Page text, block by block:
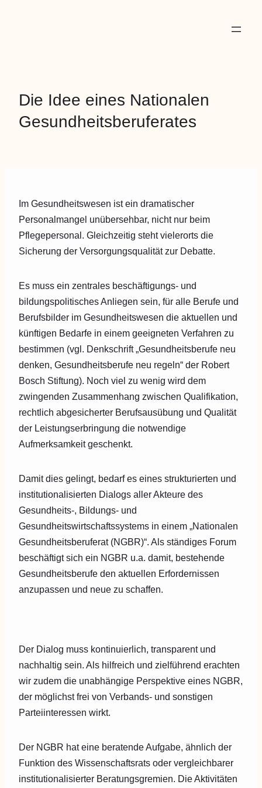
Die Idee eines Nationalen
Gesundheitsberuferates
Im Gesundheitswesen ist ein dramatischer
Personalmangel unübersehbar, nicht nur beim
Pflegepersonal. Gleichzeitig steht vielerorts die
Sicherung der Versorgungsqualität zur Debatte.
Es muss ein zentrales beschäftigungs- und
bildungspolitisches Anliegen sein, für alle Berufe und
Berufsbilder im Gesundheitswesen die aktuellen und
künftigen Bedarfe in einem geeigneten Verfahren zu
bestimmen (vgl. Denkschrift „Gesundheitsberufe neu
denken, Gesundheitsberufe neu regeln“ der Robert
Bosch Stiftung). Noch viel zu wenig wird dem
zwingenden Zusammenhang zwischen Qualifikation,
rechtlich abgesicherter Berufsausübung und Qualität
der Leistungserbringung die notwendige
Aufmerksamkeit geschenkt.
Damit dies gelingt, bedarf es eines strukturierten und
institutionalisierten Dialogs aller Akteure des
Gesundheits-, Bildungs- und
Gesundheitswirtschaftssystems in einem „Nationalen
Gesundheitsberuferat (NGBR)“. Als ständiges Forum
beschäftigt sich ein NGBR u.a. damit, bestehende
Gesundheitsberufe den aktuellen Erfordernissen
anzupassen und neue zu schaffen.
Der Dialog muss kontinuierlich, transparent und
nachhaltig sein. Als hilfreich und zielführend erachten
wir zudem die unabhängige Perspektive eines NGBR,
der möglichst frei von Verbands- und sonstigen
Parteiinteressen wirkt.
Der NGBR hat eine beratende Aufgabe, ähnlich der
Funktion des Wissenschaftsrats oder vergleichbarer
institutionalisierter Beratungsgremien. Die Aktivitäten